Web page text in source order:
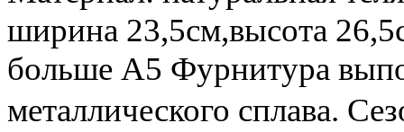
ширина 23,5см,высота
больше А5 Фурнитура
металлического сплава.